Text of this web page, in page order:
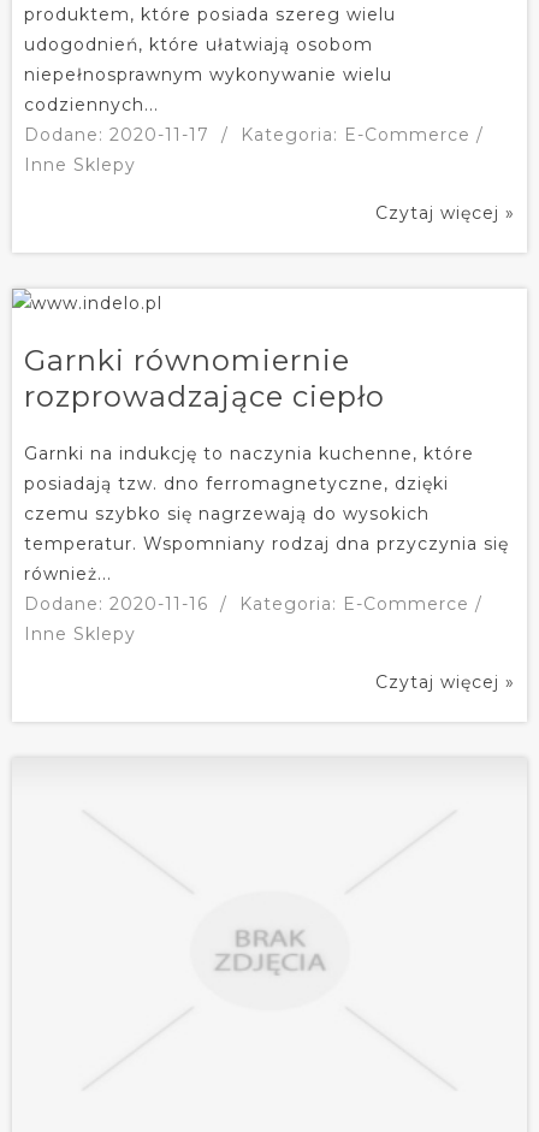
produktem, które posiada szereg wielu
udogodnień, które ułatwiają osobom
niepełnosprawnym wykonywanie wielu
codziennych...
Dodane: 2020-11-17
/
Kategoria: E-Commerce /
Inne Sklepy
Czytaj więcej »
Garnki równomiernie
rozprowadzające ciepło
Garnki na indukcję to naczynia kuchenne, które
posiadają tzw. dno ferromagnetyczne, dzięki
czemu szybko się nagrzewają do wysokich
temperatur. Wspomniany rodzaj dna przyczynia się
również...
Dodane: 2020-11-16
/
Kategoria: E-Commerce /
Inne Sklepy
Czytaj więcej »